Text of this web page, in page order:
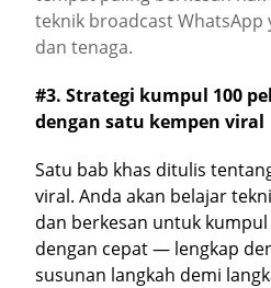
teknik broadcast WhatsApp
dan tenaga.
#3. Strategi kumpul 100
dengan satu kempen viral
Satu bab khas ditulis
viral. Anda akan belajar
dan berkesan untuk
dengan cepat — lengkap
susunan langkah demi